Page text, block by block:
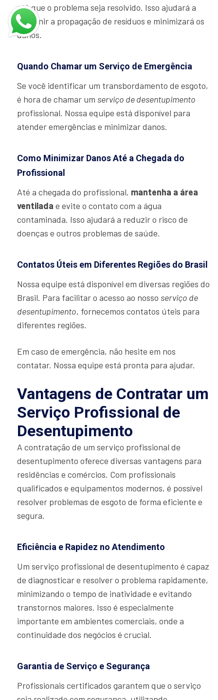
até que o problema seja resolvido. Isso ajudará a
prevenir a propagação de resíduos e minimizará os
danos.
Quando Chamar um Serviço de Emergência
Se você identificar um transbordamento de esgoto,
é hora de chamar um serviço de desentupimento
profissional. Nossa equipe está disponível para
atender emergências e minimizar danos.
Como Minimizar Danos Até a Chegada do
Profissional
Até a chegada do profissional, mantenha a área
ventilada e evite o contato com a água
contaminada. Isso ajudará a reduzir o risco de
doenças e outros problemas de saúde.
Contatos Úteis em Diferentes Regiões do Brasil
Nossa equipe está disponível em diversas regiões do
Brasil. Para facilitar o acesso ao nosso serviço de
desentupimento, fornecemos contatos úteis para
diferentes regiões.
Em caso de emergência, não hesite em nos
contatar. Nossa equipe está pronta para ajudar.
Vantagens de Contratar um
Serviço Profissional de
Desentupimento
A contratação de um serviço profissional de
desentupimento oferece diversas vantagens para
residências e comércios. Com profissionais
qualificados e equipamentos modernos, é possível
resolver problemas de esgoto de forma eficiente e
segura.
Eficiência e Rapidez no Atendimento
Um serviço profissional de desentupimento é capaz
de diagnosticar e resolver o problema rapidamente,
minimizando o tempo de inatividade e evitando
transtornos maiores. Isso é especialmente
importante em ambientes comerciais, onde a
continuidade dos negócios é crucial.
Garantia de Serviço e Segurança
Profissionais certificados garantem que o serviço